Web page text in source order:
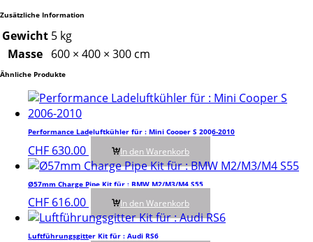
Zusätzliche Information
Gewicht 5 kg
Masse 600 × 400 × 300 cm
Ähnliche Produkte
Performance Ladeluftkühler für : Mini Cooper S 2006-2010
CHF 630.00 In den Warenkorb
Ø57mm Charge Pipe Kit für : BMW M2/M3/M4 S55
CHF 616.00 In den Warenkorb
Luftführungsgitter Kit für : Audi RS6